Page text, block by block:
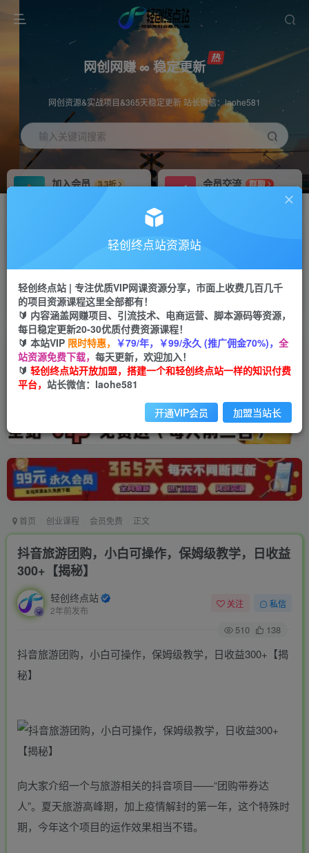
网创网赚 ∞ 稳定更新
网创资源&实战项目&365天稳定更新 站长微信：laohe581
输入关键词搜索
加入会员
3.3折
会员交流
群聊
推广返佣高达70%
投稿专区 免费
教程必须完整详细
APP下载
Down
首页 创业课程 会员免费 正文
抖音旅游团购，小白可操作，保姆级教学，日收益
300+【揭秘】
轻创终点站
2年前发布
关注 私信
510 138
抖音旅游团购，小白可操作，保姆级教学，日收益300+【揭
秘】
向大家介绍一个与旅游相关的抖音项目——“团购带券达
人”。夏天旅游高峰期，加上疫情解封的第一年，这个特殊时
期，今年这个项目的运作效果相当不错。
轻创终点站资源站
轻创终点站 | 专注优质VIP网课资源分享，市面上收费几百几千
的项目资源课程这里全部都有！
🔰 内容涵盖网赚项目、引流技术、电商运营、脚本源码等资源，
每日稳定更新20-30优质付费资源课程！
🔰 本站VIP 限时特惠， ￥79/年，￥99/永久 (推广佣金70%)， 全
站资源免费下载， 每天更新，欢迎加入！
🔰 轻创终点站开放加盟，搭建一个和轻创终点站一样的知识付费
平台， 站长微信：laohe581
开通VIP会员 加盟当站长